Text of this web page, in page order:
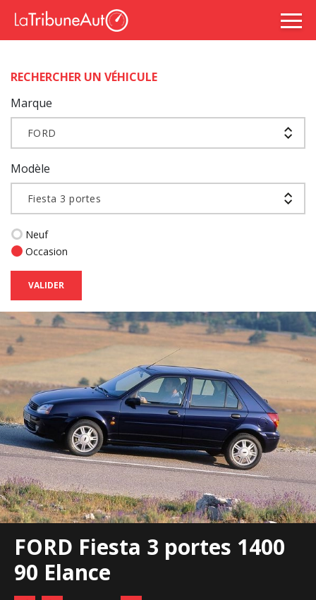
RECHERCHER UN VÉHICULE
Marque
FORD
Modèle
Fiesta 3 portes
Neuf
Occasion
VALIDER
FORD Fiesta 3 portes 1400
90 Elance